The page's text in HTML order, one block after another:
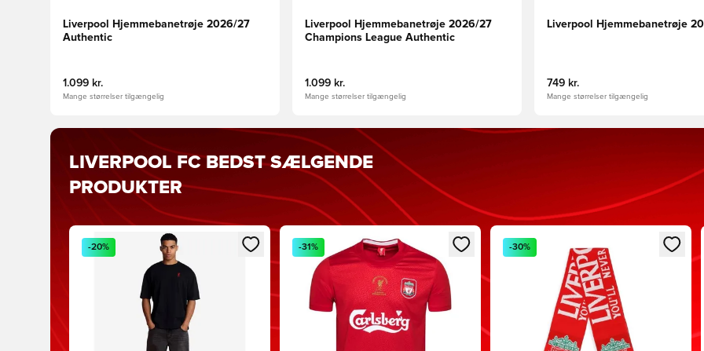
Åbner en Modal til at logge ind eller tilmelde dig som medlem
-20%
Åbner en Modal til at logge ind eller tilmelde dig som medlem
-31%
Åbner en Modal til at logge ind eller
-30%
LIVERPOOL FC BEDST SÆLGENDE
PRODUKTER
Liverpool Hjemmebanetrøje 2026/27
Authentic
1.099 kr.
Mange størrelser tilgængelig
Liverpool Hjemmebanetrøje 2026/27
Champions League Authentic
1.099 kr.
Mange størrelser tilgængelig
Liverpool Hjemmebanetrøje
749 kr.
Mange størrelser tilgængelig